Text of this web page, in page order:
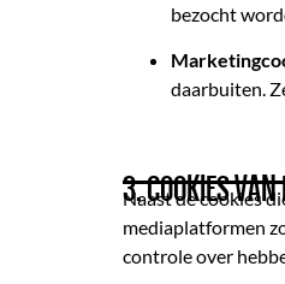
bezocht
daarbuiten.
3. COOKIES VAN
Naast de cookies
mediaplatformen
controle over